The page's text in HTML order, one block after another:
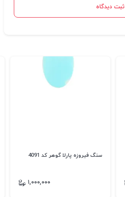
ثبت دیدگاه
سنگ فیروزه پارلا گوهر کد 4091
۱,۰۰۰,۰۰۰